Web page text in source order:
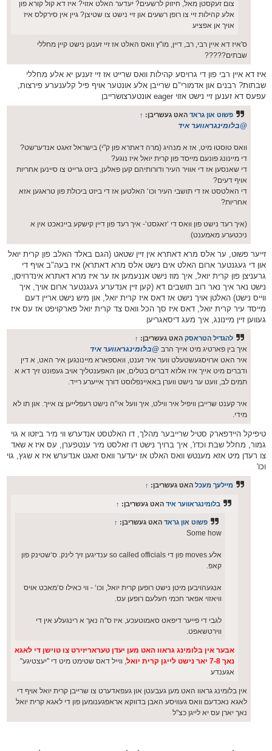
צום זעקסטן מאל, חיזוק לרשעים? יעדער האלט אזוי? איז דא קול קורא פון
אלע קהילות זיי צו רופן רשעים און זיי נישט צו שטיצן? גיין אין סירקלס איז
אויך אן אפציע
ס'איז דא איין רבי, רב, דיין, מו"ץ וואס האלט אז זיי זענען נישט קיין מחללי
שבתים?????
איז דא איין רבי פון די גרויסע קהילות וואס שרייט אז זיי זענען יא אלע מחללי
שבתות? רבנים און אדמורי"ם שרייבן אלע אונטער אויף פיל קלענערע פירצות,
עפעס דא זענען זיי נישט אזוי eager אונטערצושרייבן
פשוט און גראד האט געשריבן: ↑
@בלומינגראווער איד
וואס טוסטו מיט, אז א מנהיג (מרה דאתרא פון ק"י) בישראל זאגט אנדערשט?
די מיינונג פונעם מייסד פון קרית יואל איז נוגע?
די שאנסען אז די אוויר העיר ודורותיהם קען פאלען, ביזט גרייט צו סיינען אחריות
אויף דעים?
די האלטסט אז די תושבי העיר וכו‘ האלטען אז די ביזט ביכולת פון טראגען אזא
אחריות?
(איך רעד נישט פון וואס די ‘זאגסט‘- איך רעד פון דיין קישקע ביינאכט אין א
ניכטערע מאמענט)
זייער פשוט, ער אלס מרא דאתרא אין זיין שטאט (הגם באלד האלב פון קרית יואל
און די געגנטער ארום האלט אים נישט אלס מרא דאתרא) איז בעה"ב אויף די
גרעניצן פון קרית יואל, איך מוז נישט אננעמען אז ער איז מרא דאתרא אינדרויסן,
נישט נאר איך נאר רוב תושבים דא (קען זיין אנדערע געגנטער ארום אויך, איך
ווייס נישט) האלטן אויך נישט אז דאס איז קרית יואל, און מיש נישט אריין דעם
מייסד עיר קרית יואל, דאס איז סך הכל וואס צד קרית יואל פארקויפט אז עס איז
געווען זיין מיינונג, איך מעג דיסאגריען
להגדיל הטראסק האט געשריבן: ↑
איך בין פארטיג מיט אייך הרב @בלומינגראווער איד
איר האט ארויסגעשטעלט ווער איר זענט, וואספארא מיינונגען איר האט, א דין
ודברים מיט אייך איז אלזא דברים בטלים, און האפענטליך אויב געפונט זיך דא א
תמים לב, וועט ער נישט ווערן באאיינפלוסט דורך אייערע רייד.
איר קענט שרייבן וויפיל איר ווילט, איך וועל אי"ה נישט רעפלייען צו אייך. און תו לא
מידי.
טיפיקל היידפארק סטיל שרייבער מהלך, דו האלטסט אנדערש ווי מיר ביזטו א גוי
גמור, מחלל שבת וכדו', איך ברויך נישט דו זאלסט מיר ענטפערן, עס איז א שאד
צו רעדן מיט אזא מענטש וואס האלט אז יעדער וואס זאגט אנדערש איז א שגץ, גוי
וכו'
מיילעך מעכל האט געשריבן: ↑
בלומינגראווער איד האט געשריבן: ↑
פשוט און גראד האט געשריבן: ↑
Some how
אלע moves פון די so called officials ענדיגען זיך לינק. ס‘שטינק פון
קאפ.
אנגעהויבען מיטן נישט רופען קרית יואל, וכו‘ - ווי כאילו ס‘מאכט אויס
וויאזוי אפאר חכמי חעלעם רופען עס.
לגבי די פייער דיפאט סאמוטעכע, איז ס"ה נאך א רינגעלע אין די
ווירטשאפט.
אבער אין בלומינג גראוו האט מען יעדן טעראריזירט צו טוישן די לאגא
נאך 7-8 יאר נישט לייגן קרית יואל
, ווייל דאס שטימט מיט די "יעצטיגע"
אגענדע
אין בלומינג גראוו האט מען געבעטן און געפאדערט צו שרייבן קרית יואל אויף די
לאגא נאכדעם וואס געוויסע האבן בדווקא אראפגענומען פון די לאגא קרית יואל
נאך יארן עס יא לייגן כצ"ל